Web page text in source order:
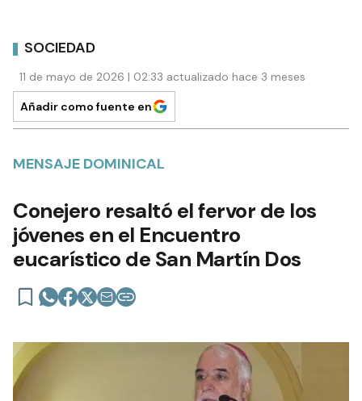
SOCIEDAD
11 de mayo de 2026 | 02:33 actualizado hace 3 meses
Añadir como fuente en
MENSAJE DOMINICAL
Conejero resaltó el fervor de los
jóvenes en el Encuentro
eucarístico de San Martín Dos